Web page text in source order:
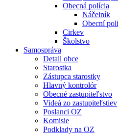
Obecná polícia
Náčelník
Obecní
Cirkev
Školstvo
Samospráva
Detail obce
Starostka
Zástupca starostky
Hlavný kontrolór
Obecné zastupiteľstvo
Videá zo zastupiteľstiev
Poslanci OZ
Komisie
Podklady na OZ